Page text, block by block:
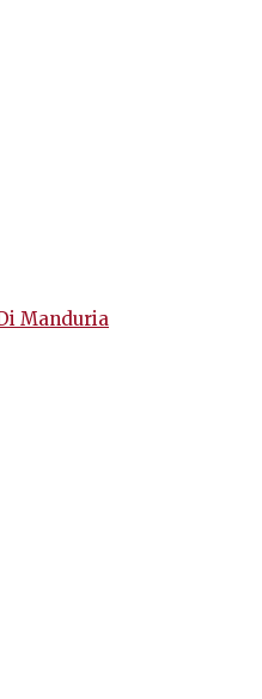
Manduria